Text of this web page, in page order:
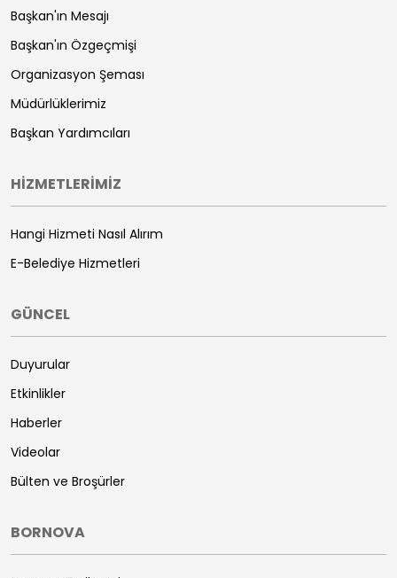
Başkan'ın Mesajı
Başkan'ın Özgeçmişi
Organizasyon Şeması
Müdürlüklerimiz
Başkan Yardımcıları
HİZMETLERİMİZ
Hangi Hizmeti Nasıl Alırım
E-Belediye Hizmetleri
GÜNCEL
Duyurular
Etkinlikler
Haberler
Videolar
Bülten ve Broşürler
BORNOVA